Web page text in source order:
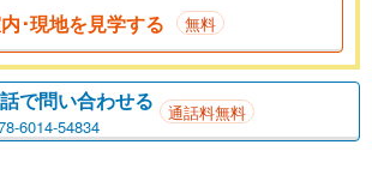
･現地を見学する 無料
で問い合わせる
6014-54834
通話料無料